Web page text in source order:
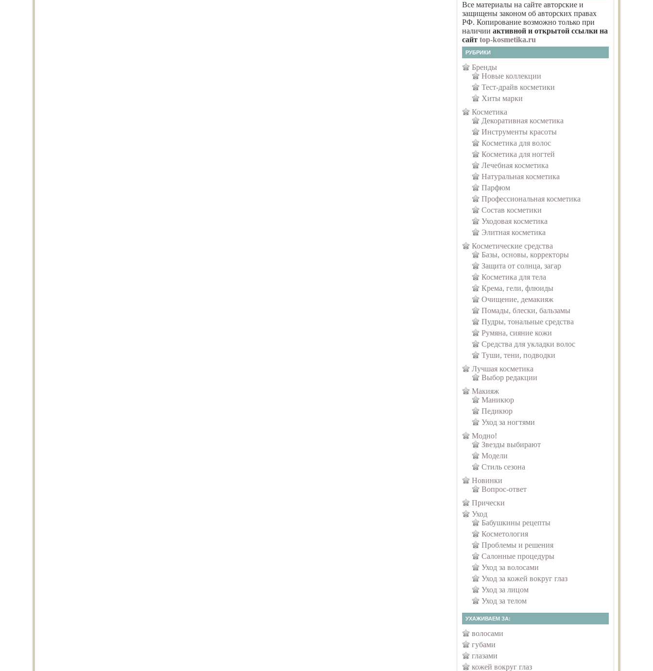
Все материалы на сайте авторские и
защищены законом об авторских правах
РФ. Копирование возможно только при
наличии активной и открытой ссылки на
сайт top-kosmetika.ru
РУБРИКИ
Бренды
Новые коллекции
Тест-драйв косметики
Хиты марки
Косметика
Декоративная косметика
Инструменты красоты
Косметика для волос
Косметика для ногтей
Лечебная косметика
Натуральная косметика
Парфюм
Профессиональная косметика
Состав косметики
Уходовая косметика
Элитная косметика
Косметические средства
Базы, основы, корректоры
Защита от солнца, загар
Косметика для тела
Крема, гели, флюиды
Очищение, демакияж
Помады, блески, бальзамы
Пудры, тональные средства
Румяна, сияние кожи
Средства для укладки волос
Туши, тени, подводки
Лучшая косметика
Выбор редакции
Макияж
Маникюр
Педикюр
Уход за ногтями
Модно!
Звезды выбирают
Модели
Стиль сезона
Новинки
Вопрос-ответ
Прически
Уход
Бабушкины рецепты
Косметология
Проблемы и решения
Салонные процедуры
Уход за волосами
Уход за кожей вокруг глаз
Уход за лицом
Уход за телом
УХАЖИВАЕМ ЗА:
волосами
губами
глазами
кожей вокруг глаз